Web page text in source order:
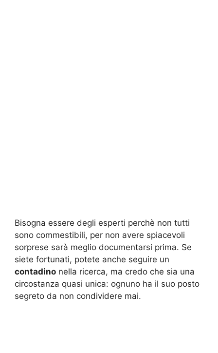
Bisogna essere degli esperti perchè non tutti
sono commestibili, per non avere spiacevoli
sorprese sarà meglio documentarsi prima. Se
siete fortunati, potete anche seguire un
contadino nella ricerca, ma credo che sia una
circostanza quasi unica: ognuno ha il suo posto
segreto da non condividere mai.